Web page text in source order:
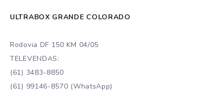
ULTRABOX GRANDE COLORADO
Rodovia DF 150 KM 04/05
TELEVENDAS:
(61) 3483-8850
(61) 99146-8570 (WhatsApp)